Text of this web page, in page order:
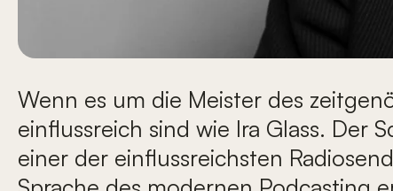
Wenn es um die Meister des
einflussreich sind wie Ira Glass. Der
einer der einflussreichsten